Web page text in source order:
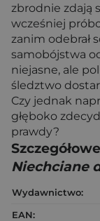
zbrodnie zdają
wcześniej
zanim odebrał
samobójstwa
niejasne, ale
śledztwo
Czy jednak
głęboko
prawdy?
Niechciane
Wydawnictwo:
EAN: